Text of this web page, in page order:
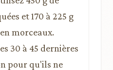
et 170 à 225 g
morceaux.
30 à 45 dernières
pour qu'ils ne